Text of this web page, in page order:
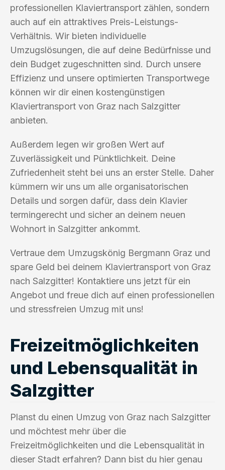
professionellen Klaviertransport zählen, sondern
auch auf ein attraktives Preis-Leistungs-
Verhältnis. Wir bieten individuelle
Umzugslösungen, die auf deine Bedürfnisse und
dein Budget zugeschnitten sind. Durch unsere
Effizienz und unsere optimierten Transportwege
können wir dir einen kostengünstigen
Klaviertransport von Graz nach Salzgitter
anbieten.
Außerdem legen wir großen Wert auf
Zuverlässigkeit und Pünktlichkeit. Deine
Zufriedenheit steht bei uns an erster Stelle. Daher
kümmern wir uns um alle organisatorischen
Details und sorgen dafür, dass dein Klavier
termingerecht und sicher an deinem neuen
Wohnort in Salzgitter ankommt.
Vertraue dem Umzugskönig Bergmann Graz und
spare Geld bei deinem Klaviertransport von Graz
nach Salzgitter! Kontaktiere uns jetzt für ein
Angebot und freue dich auf einen professionellen
und stressfreien Umzug mit uns!
Freizeitmöglichkeiten
und Lebensqualität in
Salzgitter
Planst du einen Umzug von Graz nach Salzgitter
und möchtest mehr über die
Freizeitmöglichkeiten und die Lebensqualität in
dieser Stadt erfahren? Dann bist du hier genau